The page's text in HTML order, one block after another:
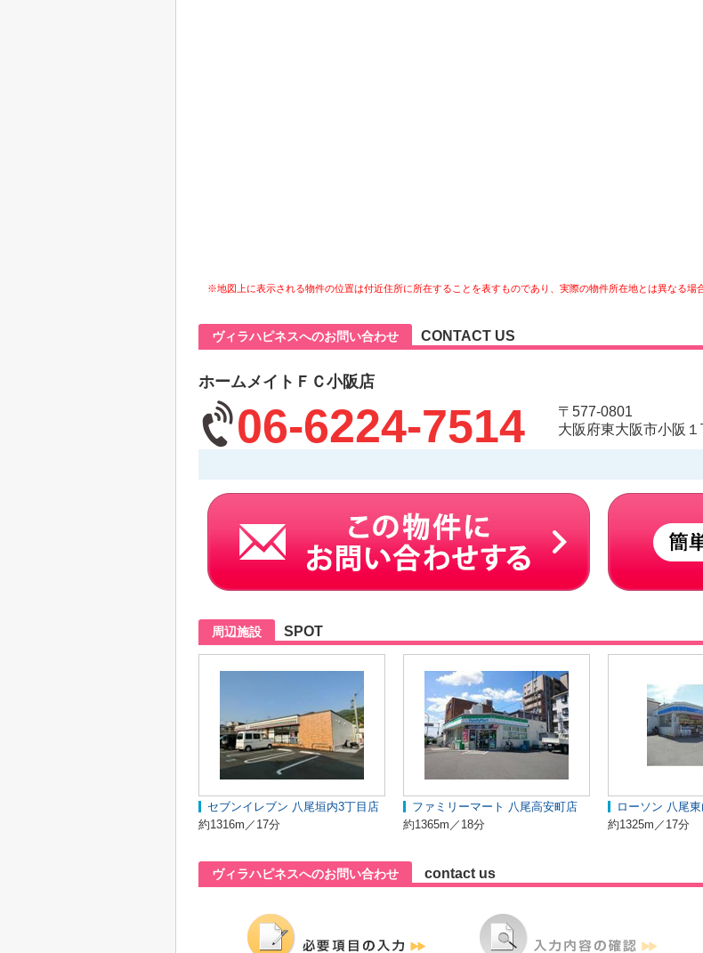
※地図上に表示される物件の位置は付近住所に所在することを表すものであり、実際の物件所在地とは異なる場
ヴィラハピネスへのお問い合わせ CONTACT US
ホームメイトＦＣ小阪店
06-6224-7514
〒577-0801
大阪府東大阪市小阪
周辺施設 SPOT
セブンイレブン 八尾垣内3丁目店
約1316m／17分
ファミリーマート 八尾高安町店
約1365m／18分
ローソン 八尾
約1325m／17分
ヴィラハピネスへのお問い合わせ contact us